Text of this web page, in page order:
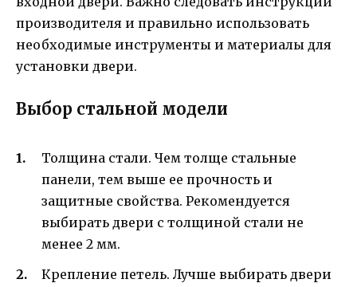
производителя и правильно использовать
необходимые инструменты и материалы для
установки двери.
Выбор стальной модели
Толщина стали. Чем толще стальные
панели, тем выше ее прочность и
защитные свойства. Рекомендуется
выбирать двери с толщиной стали не
менее 2 мм.
Крепление петель. Лучше выбирать двери